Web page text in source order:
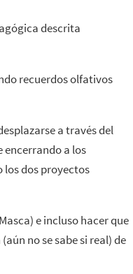
descrita
recuerdos olfativos
a través del
encerrando a los
dos proyectos
e incluso hacer que
no se sabe si real) de